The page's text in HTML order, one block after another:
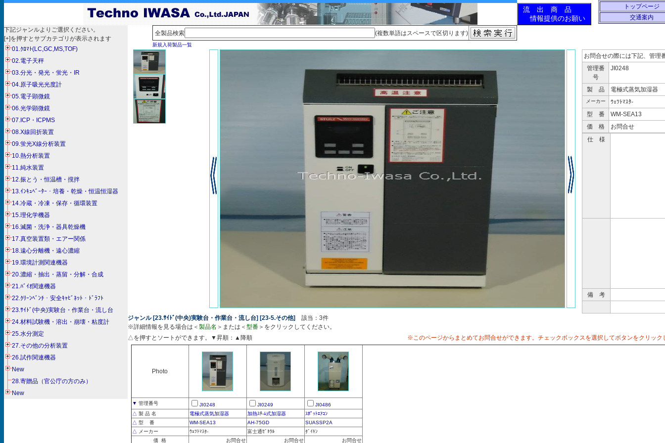
トップページ
交通案内
下記ジャンルよりご選択ください。
[+]を押すとサブカテゴリが表示されます
01.ｸﾛﾏﾄ(LC,GC,MS,TOF)
02.電子天秤
03.分光・発光・蛍光・IR
04.原子吸光光度計
05.電子顕微鏡
06.光学顕微鏡
07.ICP・ICPMS
08.X線回折装置
09.蛍光X線分析装置
10.熱分析装置
11.純水装置
12.振とう・恒温槽・撹拌
13.ｲﾝｷｭﾍﾞｰﾀｰ・培養・乾燥・恒温恒湿器
14.冷蔵・冷凍・保存・循環装置
15.理化学機器
16.滅菌・洗浄・器具乾燥機
17.真空装置類・エアー関係
18.遠心分離機・遠心濃縮
19.環境計測関連機器
20.濃縮・抽出・蒸留・分解・合成
21.ﾊﾞｲｵ関連機器
22.ｸﾘｰﾝﾍﾞﾝﾁ・安全ｷｬﾋﾞﾈｯﾄ・ﾄﾞﾗﾌﾄ
23.ｻｲﾄﾞ(中央)実験台・作業台・流し台
24.材料試験機・溶出・崩壊・粘度計
25.水分測定
27.その他の分析装置
26.試作関連機器
New
28.寄贈品（官公庁の方のみ）
New
全製品検索 (複数単語はスペースで区切ります)
新規入荷製品一覧
お問合せの際には下記、管理
管理番
号
JI0248
製 品 電極式蒸気加湿器
メーカー
ｳｪﾂﾄﾏｽﾀ-
型 番
WM-SEA13
価 格
お問合せ
仕 様
備 考
ジャンル [23.ｻｲﾄﾞ(中央)実験台・作業台・流し台] [23-5.その他]
該当：3件
※詳細情報を見る場合は＜ 製品名 ＞または＜ 型番 ＞をクリックしてください。
△を押すとソートができます。▼昇順：▲降順
※このページからまとめてお問合せができます。チェックボックスを選択してボタンをクリック
Photo
▼ 管理番号 JI0248 JI0249
JI0486
△ 製 品 名 電極式蒸気加湿器 加熱ｽﾁ-ﾑ式加湿器
ｽﾎﾟｯﾄｴｱｺﾝ
△ 型 番 WM-SEA13 AH-75GD
SUASSP2A
△
メーカー ｳｪﾂﾄﾏｽﾀ- 富士通ｾﾞﾈﾗﾙ
ﾀﾞｲｷﾝ
価 格
お問合せ お問合せ お問合せ